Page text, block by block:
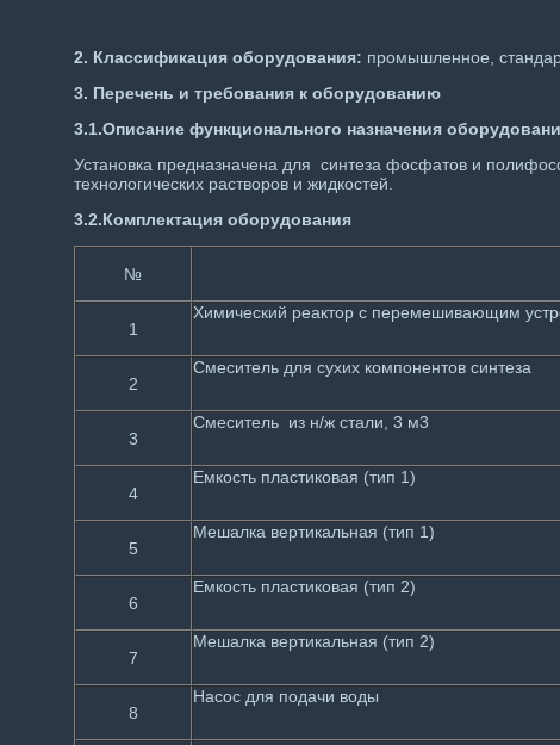
2. Классификация оборудования: промышленное,
3. Перечень и требования к оборудованию
3.1.Описание функционального назначения
Установка предназначена для синтеза фосфатов и
технологических растворов и жидкостей.
3.2.Комплектация оборудования
№
1
Химический реактор с перемешивающим
2
Смеситель для сухих компонентов синтеза
3
Смеситель из н/ж стали, 3 м3
4
Емкость пластиковая (тип 1)
5
Мешалка вертикальная (тип 1)
6
Емкость пластиковая (тип 2)
7
Мешалка вертикальная (тип 2)
8
Насос для подачи воды